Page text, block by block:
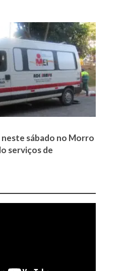
sábado no Morro
serviços de